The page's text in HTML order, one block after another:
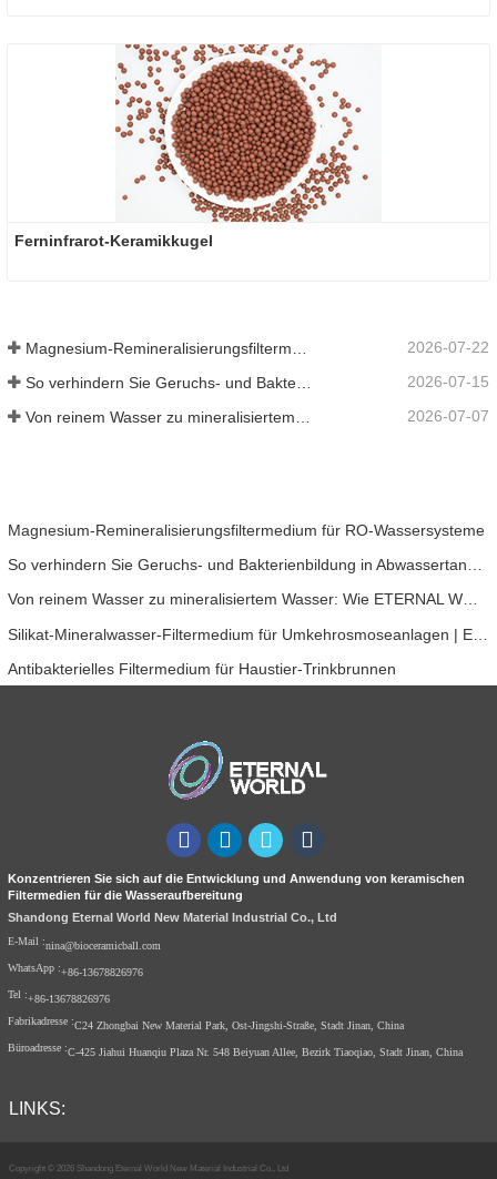
Ferninfrarot-Keramikkugel
2026-07-22
2026-07-15
Von reinem Wasser zu mineralisiertem Wasser: Wie ETERNAL WORLD die Mineralisierungsära des Leitungswassers anführt 2026-07-07
Magnesium-Remineralisierungsfiltermedium für RO-Wassersysteme
Von reinem Wasser zu mineralisiertem Wasser: Wie ETERNAL WORLD die Mineralisierungsära des Leitungswassers anführt
Antibakterielles Filtermedium für Haustier-Trinkbrunnen
Konzentrieren Sie sich auf die Entwicklung und Anwendung von keramischen
Filtermedien für die Wasseraufbereitung
Shandong Eternal World New Material Industrial Co., Ltd
E-Mail :nina@bioceramicball.com
WhatsApp :+86-13678826976
Tel :+86-13678826976
Fabrikadresse :C24 Zhongbai New Material Park, Ost-Jingshi-Straße, Stadt Jinan, China
Büroadresse :C-425 Jiahui Huanqiu Plaza Nr. 548 Beiyuan Allee, Bezirk Tiaoqiao, Stadt Jinan, China
LINKS:
Copyright © 2026 Shandong Eternal World New Material Industrial Co., Ltd